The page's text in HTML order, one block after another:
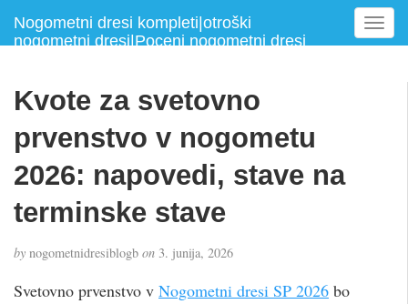
Nogometni dresi kompleti|otroški
nogometni dresi|Poceni nogometni dresi
T
o
Kvote za svetovno
prvenstvo v nogometu
2026: napovedi, stave na
terminske stave
by nogometnidresiblogb on 3. junija, 2026
Svetovno prvenstvo v Nogometni dresi SP 2026 bo